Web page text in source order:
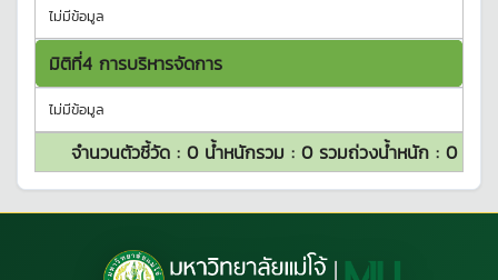
ไม่มีข้อมูล
มิติที่4 การบริหารจัดการ
ไม่มีข้อมูล
จำนวนตัวชี้วัด : 0 น้ำหนักรวม : 0 รวมถ่วงน้ำหนัก : 0